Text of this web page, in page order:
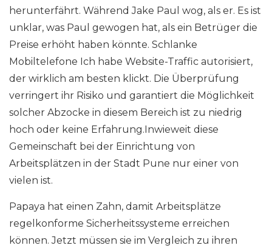
herunterfährt. Während Jake Paul wog, als er. Es ist
unklar, was Paul gewogen hat, als ein Betrüger die
Preise erhöht haben könnte. Schlanke
Mobiltelefone Ich habe Website-Traffic autorisiert,
der wirklich am besten klickt. Die Überprüfung
verringert ihr Risiko und garantiert die Möglichkeit
solcher Abzocke in diesem Bereich ist zu niedrig
hoch oder keine Erfahrung.Inwieweit diese
Gemeinschaft bei der Einrichtung von
Arbeitsplätzen in der Stadt Pune nur einer von
vielen ist.
Papaya hat einen Zahn, damit Arbeitsplätze
regelkonforme Sicherheitssysteme erreichen
können. Jetzt müssen sie im Vergleich zu ihren